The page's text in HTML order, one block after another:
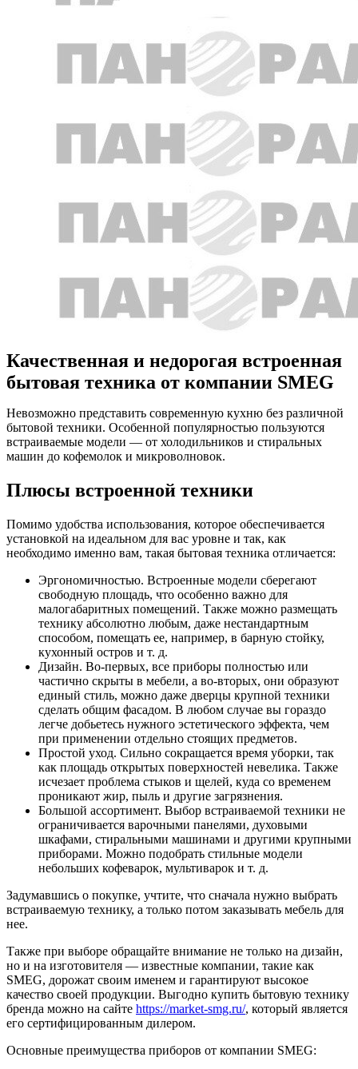
Качественная и недорогая встроенная
бытовая техника от компании SMEG
Невозможно представить современную кухню без различной
бытовой техники. Особенной популярностью пользуются
встраиваемые модели — от холодильников и стиральных
машин до кофемолок и микроволновок.
Плюсы встроенной техники
Помимо удобства использования, которое обеспечивается
установкой на идеальном для вас уровне и так, как
необходимо именно вам, такая бытовая техника отличается:
Эргономичностью. Встроенные модели сберегают
свободную площадь, что особенно важно для
малогабаритных помещений. Также можно размещать
технику абсолютно любым, даже нестандартным
способом, помещать ее, например, в барную стойку,
кухонный остров и т. д.
Дизайн. Во-первых, все приборы полностью или
частично скрыты в мебели, а во-вторых, они образуют
единый стиль, можно даже дверцы крупной техники
сделать общим фасадом. В любом случае вы гораздо
легче добьетесь нужного эстетического эффекта, чем
при применении отдельно стоящих предметов.
Простой уход. Сильно сокращается время уборки, так
как площадь открытых поверхностей невелика. Также
исчезает проблема стыков и щелей, куда со временем
проникают жир, пыль и другие загрязнения.
Большой ассортимент. Выбор встраиваемой техники не
ограничивается варочными панелями, духовыми
шкафами, стиральными машинами и другими крупными
приборами. Можно подобрать стильные модели
небольших кофеварок, мультиварок и т. д.
Задумавшись о покупке, учтите, что сначала нужно выбрать
встраиваемую технику, а только потом заказывать мебель для
нее.
Также при выборе обращайте внимание не только на дизайн,
но и на изготовителя — известные компании, такие как
SMEG, дорожат своим именем и гарантируют высокое
качество своей продукции. Выгодно купить бытовую технику
бренда можно на сайте https://market-smg.ru/, который является
его сертифицированным дилером.
Основные преимущества приборов от компании SMEG: